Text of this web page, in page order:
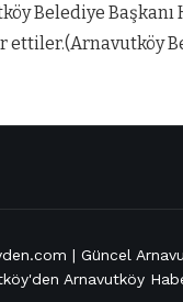
Belediye Başkanı
ettiler.(Arnavutköy
| Güncel
Arnavutköy